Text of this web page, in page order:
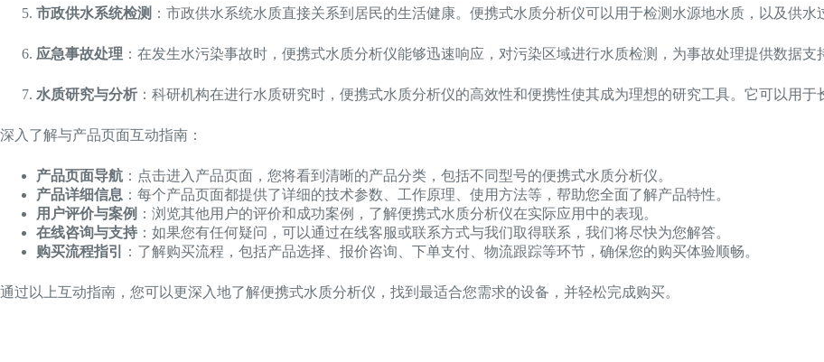
市政供水系统检测 ：市政供水系统水质直接关系到居民的生活健康。便携式水质分析仪可以用于检测水源地水质，以及供水
应急事故处理 ：在发生水污染事故时，便携式水质分析仪能够迅速响应，对污染区域进行水质检测，为事故处理提供数据支
水质研究与分析 ：科研机构在进行水质研究时，便携式水质分析仪的高效性和便携性使其成为理想的研究工具。它可以用
深入了解与产品页面互动指南：
产品页面导航 ：点击进入产品页面，您将看到清晰的产品分类，包括不同型号的便携式水质分析仪。
产品详细信息 ：每个产品页面都提供了详细的技术参数、工作原理、使用方法等，帮助您全面了解产品特性。
用户评价与案例 ：浏览其他用户的评价和成功案例，了解便携式水质分析仪在实际应用中的表现。
在线咨询与支持 ：如果您有任何疑问，可以通过在线客服或联系方式与我们取得联系，我们将尽快为您解答。
购买流程指引
：了解购买流程，包括产品选择、报价咨询、下单支付、物流跟踪等环节，确保您的购买体验顺畅。
通过以上互动指南，您可以更深入地了解便携式水质分析仪，找到最适合您需求的设备，并轻松完成购买。